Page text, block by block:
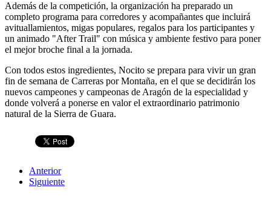
Además de la competición, la organización ha preparado un
completo programa para corredores y acompañantes que incluirá
avituallamientos, migas populares, regalos para los participantes y
un animado "After Trail" con música y ambiente festivo para poner
el mejor broche final a la jornada.
Con todos estos ingredientes, Nocito se prepara para vivir un gran
fin de semana de Carreras por Montaña, en el que se decidirán los
nuevos campeones y campeonas de Aragón de la especialidad y
donde volverá a ponerse en valor el extraordinario patrimonio
natural de la Sierra de Guara.
Anterior
Siguiente